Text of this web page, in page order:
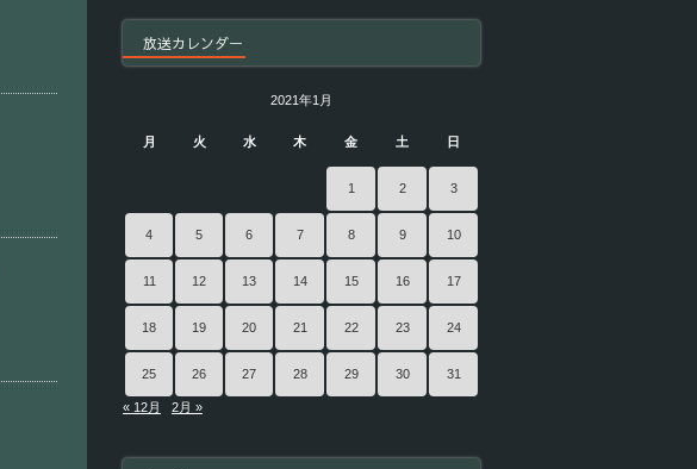
放送カレンダー
2021年1月
月 火 水 木 金 土 日
1 2 3
4 5 6 7 8 9 10
11 12 13 14 15 16 17
18 19 20 21 22 23 24
25 26 27 28 29 30 31
« 12月 2月 »